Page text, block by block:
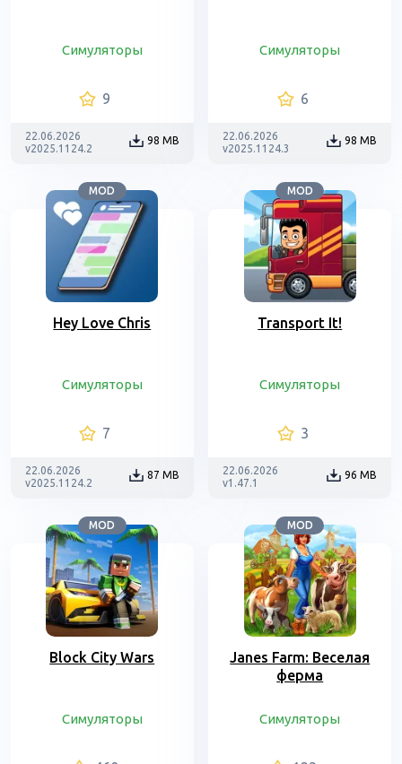
Симуляторы
9
22.06.2026
v2025.1124.2
98 MB
Симуляторы
6
22.06.2026
v2025.1124.3
98 MB
MOD
Hey Love Chris
Симуляторы
7
22.06.2026
v2025.1124.2
87 MB
MOD
Transport It!
Симуляторы
3
22.06.2026
v1.47.1
96 MB
MOD
Block City Wars
Симуляторы
MOD
Janes Farm: Веселая
ферма
Симуляторы